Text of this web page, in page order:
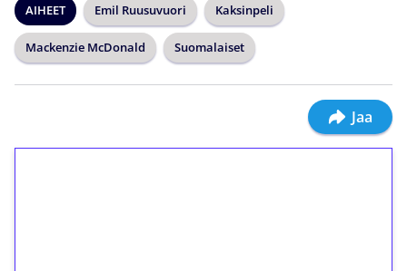
AIHEET Emil Ruusuvuori Kaksinpeli
Mackenzie McDonald Suomalaiset
Jaa